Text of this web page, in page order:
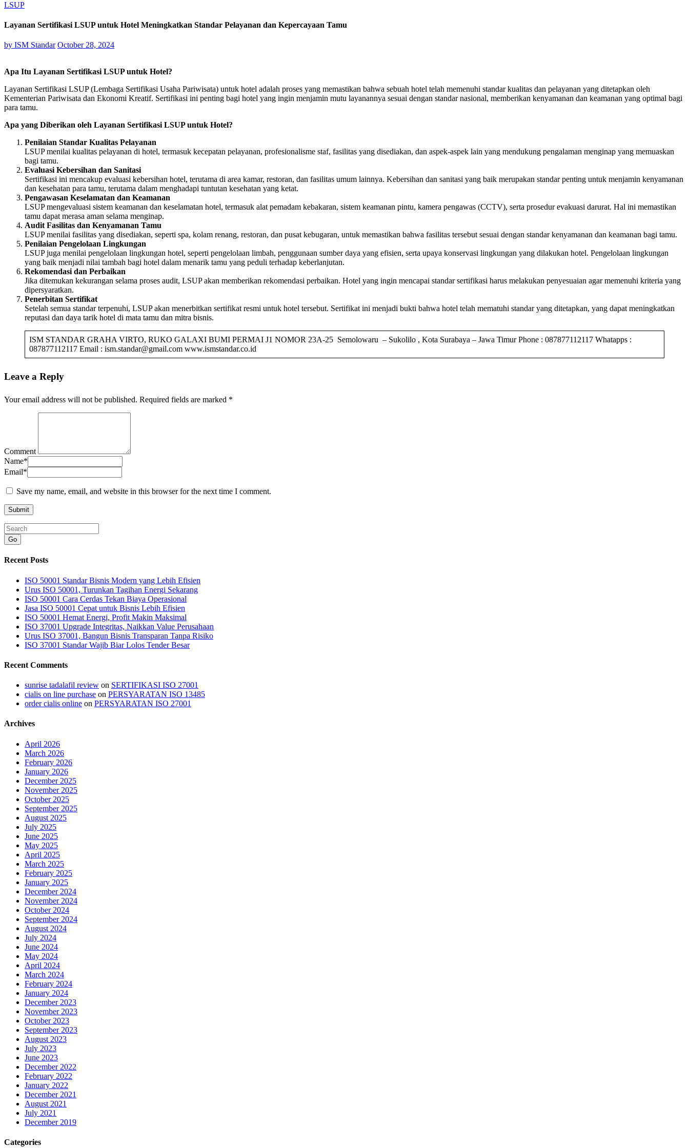
LSUP
Layanan Sertifikasi LSUP untuk Hotel Meningkatkan Standar Pelayanan dan Kepercayaan Tamu
by ISM Standar October 28, 2024
Apa Itu Layanan Sertifikasi LSUP untuk Hotel?
Layanan Sertifikasi LSUP (Lembaga Sertifikasi Usaha Pariwisata) untuk hotel adalah proses yang memastikan bahwa sebuah hotel telah memenuhi standar kualitas dan pelayanan yang ditetapkan oleh
Kementerian Pariwisata dan Ekonomi Kreatif. Sertifikasi ini penting bagi hotel yang ingin menjamin mutu layanannya sesuai dengan standar nasional, memberikan kenyamanan dan keamanan yang optimal bagi
para tamu.
Apa yang Diberikan oleh Layanan Sertifikasi LSUP untuk Hotel?
Penilaian Standar Kualitas Pelayanan
LSUP menilai kualitas pelayanan di hotel, termasuk kecepatan pelayanan, profesionalisme staf, fasilitas yang disediakan, dan aspek-aspek lain yang mendukung pengalaman menginap yang memuaskan
bagi tamu.
Evaluasi Kebersihan dan Sanitasi
Sertifikasi ini mencakup evaluasi kebersihan hotel, terutama di area kamar, restoran, dan fasilitas umum lainnya. Kebersihan dan sanitasi yang baik merupakan standar penting untuk menjamin kenyamanan
dan kesehatan para tamu, terutama dalam menghadapi tuntutan kesehatan yang ketat.
Pengawasan Keselamatan dan Keamanan
LSUP mengevaluasi sistem keamanan dan keselamatan hotel, termasuk alat pemadam kebakaran, sistem keamanan pintu, kamera pengawas (CCTV), serta prosedur evakuasi darurat. Hal ini memastikan
tamu dapat merasa aman selama menginap.
Audit Fasilitas dan Kenyamanan Tamu
LSUP menilai fasilitas yang disediakan, seperti spa, kolam renang, restoran, dan pusat kebugaran, untuk memastikan bahwa fasilitas tersebut sesuai dengan standar kenyamanan dan keamanan bagi tamu.
Penilaian Pengelolaan Lingkungan
LSUP juga menilai pengelolaan lingkungan hotel, seperti pengelolaan limbah, penggunaan sumber daya yang efisien, serta upaya konservasi lingkungan yang dilakukan hotel. Pengelolaan lingkungan
yang baik menjadi nilai tambah bagi hotel dalam menarik tamu yang peduli terhadap keberlanjutan.
Rekomendasi dan Perbaikan
Jika ditemukan kekurangan selama proses audit, LSUP akan memberikan rekomendasi perbaikan. Hotel yang ingin mencapai standar sertifikasi harus melakukan penyesuaian agar memenuhi kriteria yang
dipersyaratkan.
Penerbitan Sertifikat
Setelah semua standar terpenuhi, LSUP akan menerbitkan sertifikat resmi untuk hotel tersebut. Sertifikat ini menjadi bukti bahwa hotel telah mematuhi standar yang ditetapkan, yang dapat meningkatkan
reputasi dan daya tarik hotel di mata tamu dan mitra bisnis.
ISM STANDAR GRAHA VIRTO, RUKO GALAXI BUMI PERMAI J1 NOMOR 23A-25 Semolowaru – Sukolilo , Kota Surabaya – Jawa Timur Phone : 087877112117 Whatapps :
087877112117 Email : ism.standar@gmail.com www.ismstandar.co.id
Leave a Reply
Your email address will not be published. Required fields are marked *
Comment
Name*
Email*
Save my name, email, and website in this browser for the next time I comment.
Go
Recent Posts
ISO 50001 Standar Bisnis Modern yang Lebih Efisien
Urus ISO 50001, Turunkan Tagihan Energi Sekarang
ISO 50001 Cara Cerdas Tekan Biaya Operasional
Jasa ISO 50001 Cepat untuk Bisnis Lebih Efisien
ISO 50001 Hemat Energi, Profit Makin Maksimal
ISO 37001 Upgrade Integritas, Naikkan Value Perusahaan
Urus ISO 37001, Bangun Bisnis Transparan Tanpa Risiko
ISO 37001 Standar Wajib Biar Lolos Tender Besar
Recent Comments
sunrise tadalafil review on SERTIFIKASI ISO 27001
cialis on line purchase on PERSYARATAN ISO 13485
order cialis online on PERSYARATAN ISO 27001
Archives
April 2026
March 2026
February 2026
January 2026
December 2025
November 2025
October 2025
September 2025
August 2025
July 2025
June 2025
May 2025
April 2025
March 2025
February 2025
January 2025
December 2024
November 2024
October 2024
September 2024
August 2024
July 2024
June 2024
May 2024
April 2024
March 2024
February 2024
January 2024
December 2023
November 2023
October 2023
September 2023
August 2023
July 2023
June 2023
December 2022
February 2022
January 2022
December 2021
August 2021
July 2021
December 2019
Categories